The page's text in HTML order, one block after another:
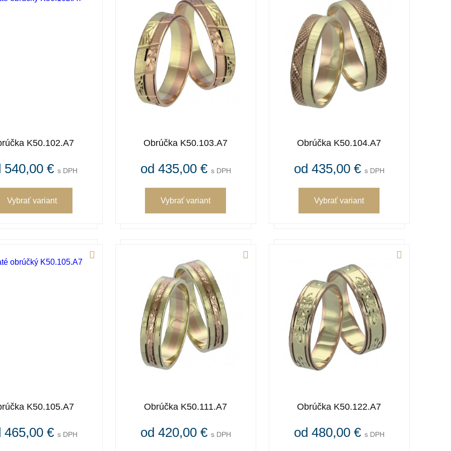
K50.102.A7
540,00 € s DPH
Vybrať variant
Obrúčka K50.103.A7
od 435,00 € s DPH
Vybrať variant
Obrúčka K50.104.A7
od 435,00 € s DPH
Vybrať variant
K50.105.A7
465,00 € s DPH
Obrúčka K50.111.A7
od 420,00 € s DPH
Obrúčka K50.122.A7
od 480,00 € s DPH